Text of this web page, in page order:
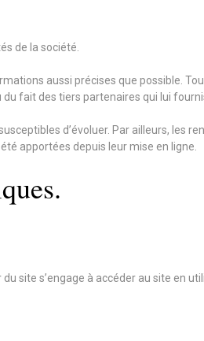
de la société.
aussi précises que possible.
du fait des tiers partenaires qui lui
d’évoluer. Par ailleurs, les
apportées depuis leur mise en ligne.
site s’engage à accéder au site en